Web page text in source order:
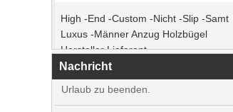
Hersteller Lieferant
Nachricht
erteilten Bestellungen und planten, den
Urlaub zu beginnen. Die Fabrik ist die
Produktion, um Waren nach dem
Urlaub zu beenden.